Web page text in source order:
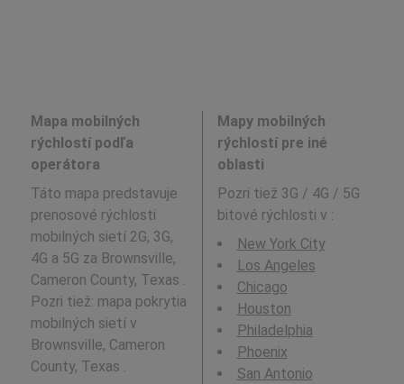
Mapa mobilných
rýchlostí podľa
operátora
Táto mapa predstavuje
prenosové rýchlosti
mobilných sietí 2G, 3G,
4G a 5G za Brownsville,
Cameron County, Texas .
Pozri tiež: mapa pokrytia
mobilných sietí v
Brownsville, Cameron
County, Texas .
Mapy mobilných
rýchlostí pre iné
oblasti
Pozri tiež 3G / 4G / 5G
bitové rýchlosti v :
New York City
Los Angeles
Chicago
Houston
Philadelphia
Phoenix
San Antonio